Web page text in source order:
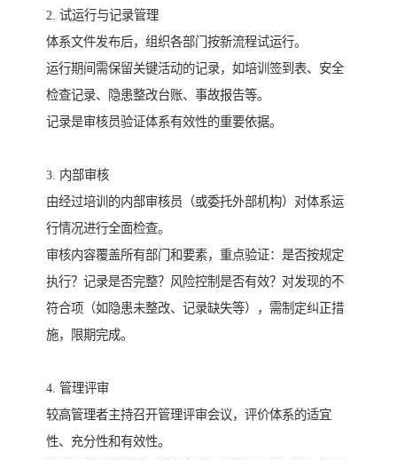
2. 试运行与记录管理
体系文件发布后，组织各部门按新流程试运行。
运行期间需保留关键活动的记录，如培训签到表、安全
检查记录、隐患整改台账、事故报告等。
记录是审核员验证体系有效性的重要依据。
3. 内部审核
由经过培训的内部审核员（或委托外部机构）对体系运
行情况进行全面检查。
审核内容覆盖所有部门和要素，重点验证：是否按规定
执行？记录是否完整？风险控制是否有效？对发现的不
符合项（如隐患未整改、记录缺失等），需制定纠正措
施，限期完成。
4. 管理评审
较高管理者主持召开管理评审会议，评价体系的适宜
性、充分性和有效性。